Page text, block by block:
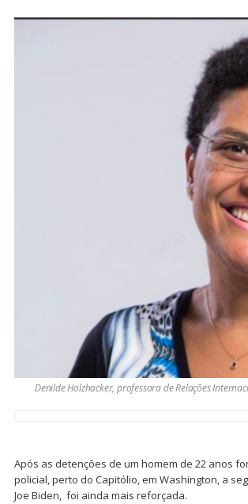
Denilde Holzhacker, professora de Relações
Após as detenções de um homem de 22 anos
policial, perto do Capitólio, em Washington, a
Joe Biden, foi ainda mais reforçada.